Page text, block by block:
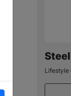
Lifestyle